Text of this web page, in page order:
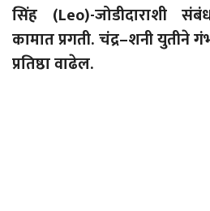
सिंह (Leo)-जोडीदाराशी
कामात प्रगती. चंद्र–शनी युतीने
प्रतिष्ठा वाढेल.